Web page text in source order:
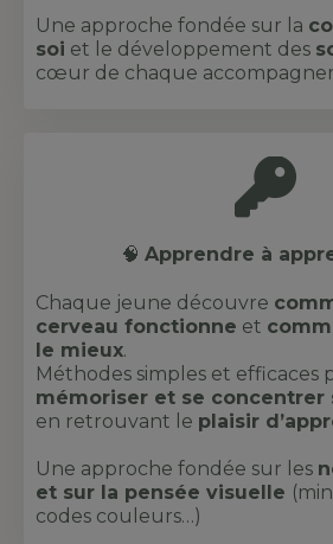
Une approche fondée sur la
soi et le développement des
cœur de chaque
🧠 Apprendre à
Chaque jeune découvre
cerveau fonctionne et
le mieux.
Méthodes simples et efficaces
mémoriser et se concentrer
en retrouvant le plaisir
Une approche fondée sur les
et sur la pensée visuelle
codes couleurs…)